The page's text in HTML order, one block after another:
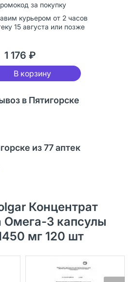
за покупку
курьером от 2 часов
15 августа или позже
1 176 ₽
В корзину
в Пятигорске
из 77 аптек
Концентрат
Омега-3 капсулы
мг 120 шт